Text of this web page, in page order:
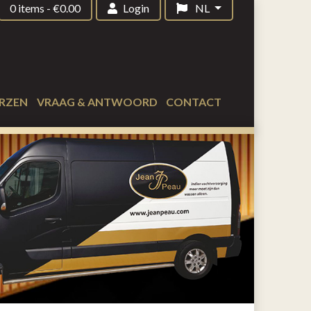
0 items -€0.00 Login NL
VRAAG & ANTWOORD CONTACT